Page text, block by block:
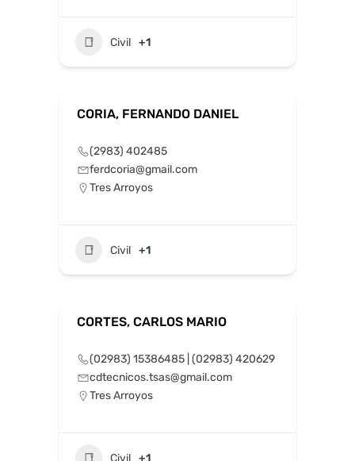
Civil +1
CORIA, FERNANDO DANIEL
(2983) 402485
ferdcoria@gmail.com
Tres Arroyos
Civil +1
CORTES, CARLOS MARIO
(02983) 15386485 | (02983) 420629
cdtecnicos.tsas@gmail.com
Tres Arroyos
Civil +1